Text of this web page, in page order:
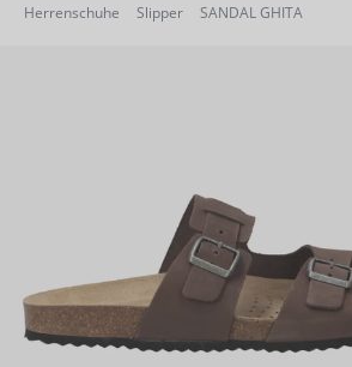
Herrenschuhe Slipper SANDAL GHITA